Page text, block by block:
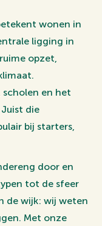
wonen in
ligging in
opzet,
en het
die
bij starters,
door en
tot de sfeer
de wijk: wij weten
Met onze